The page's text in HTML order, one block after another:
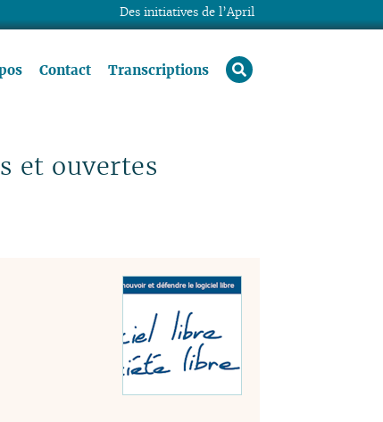
Contact Transcriptions rechercher
et ouvertes
Des initiatives de l’April